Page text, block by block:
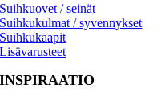
Suihkuovet / seinät
Suihkukulmat / syvennykset
Suihkukaapit
Lisävarusteet
INSPIRAATIO